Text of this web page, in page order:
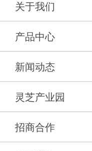
关于我们
产品中心
新闻动态
灵芝产业园
招商合作